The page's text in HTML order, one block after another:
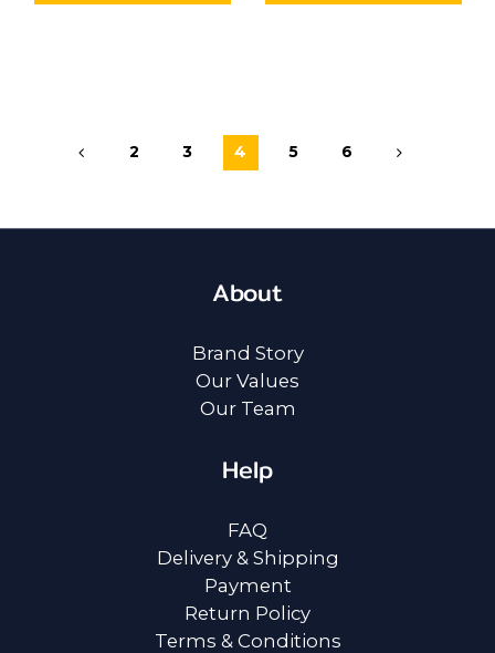
2 3 4 5 6
About
Brand Story
Our Values
Our Team
Help
FAQ
Delivery & Shipping
Payment
Return Policy
Terms & Conditions